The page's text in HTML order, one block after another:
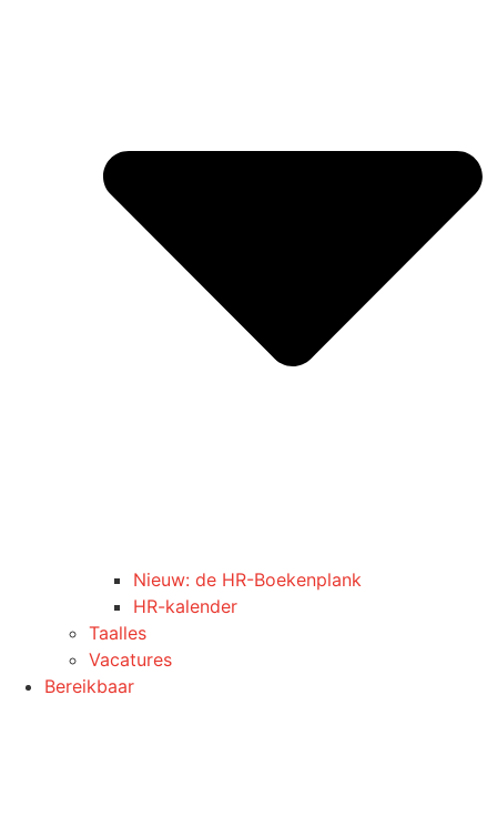
Nieuw: de HR-Boekenplank
HR-kalender
Taalles
Vacatures
Bereikbaar